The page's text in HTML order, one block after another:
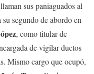
sus paniaguados al
segundo de abordo en
, como titular de
de vigilar ductos
Mismo cargo que ocupó,